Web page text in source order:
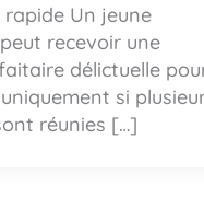
rapide Un jeune
recevoir une
délictuelle
si
réunies […]